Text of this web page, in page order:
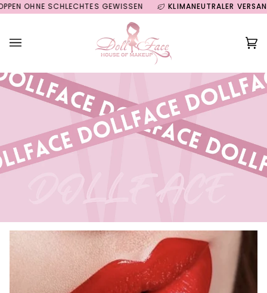
Direkt
zum
OHNE SCHLECHTES GEWISSEN KLIMANEUTRALER VERSAND